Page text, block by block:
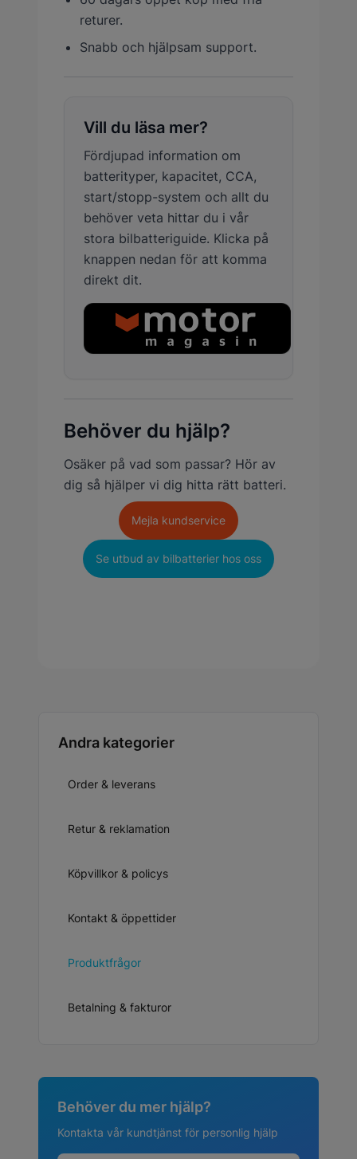
returer.
Snabb och hjälpsam support.
Vill du läsa mer?
Fördjupad information om
batterityper, kapacitet, CCA,
start/stopp-system och allt du
behöver veta hittar du i vår
stora bilbatteriguide. Klicka på
knappen nedan för att komma
direkt dit.
Läs vår stora bilbatteriguide
Behöver du hjälp?
Osäker på vad som passar? Hör av
dig så hjälper vi dig hitta rätt batteri.
Mejla kundservice
Se utbud av bilbatterier hos oss
Andra kategorier
Order & leverans
Retur & reklamation
Köpvillkor & policys
Kontakt & öppettider
Produktfrågor
Betalning & fakturor
Behöver du mer hjälp?
Kontakta vår kundtjänst för personlig hjälp